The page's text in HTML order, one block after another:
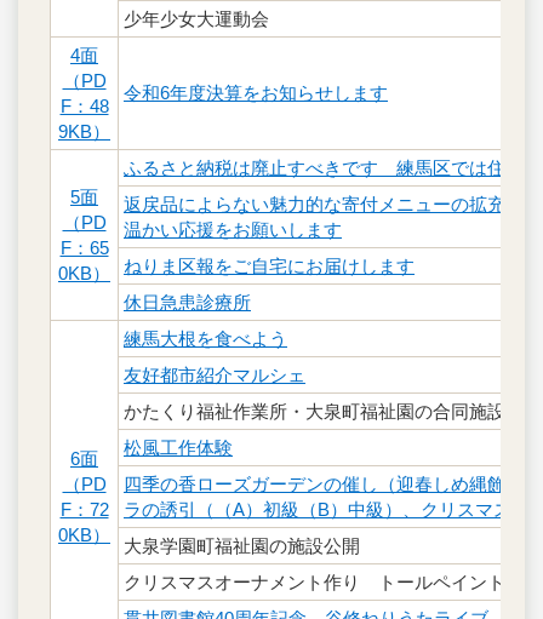
少年少女大運動会
4面
（PD
F：48
9KB）
令和6年度決算をお知らせします
5面
（PD
F：65
0KB）
ふるさと納税は廃止すべきです 練馬区では住民
返戻品によらない魅力的な寄付メニューの拡充に
温かい応援をお願いします
ねりま区報をご自宅にお届けします
休日急患診療所
6面
（PD
F：72
0KB）
練馬大根を食べよう
友好都市紹介マルシェ
かたくり福祉作業所・大泉町福祉園の合同施設公開
松風工作体験
四季の香ローズガーデンの催し（迎春しめ縄飾り
ラの誘引（（A）初級（B）中級）、クリスマスコ
大泉学園町福祉園の施設公開
クリスマスオーナメント作り トールペイント体験